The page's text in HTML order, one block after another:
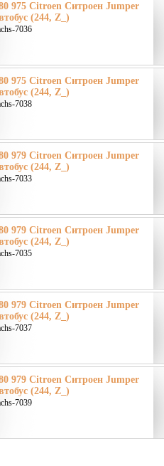
975 Citroen Ситроен Jumper
(244, Z_)
7036
975 Citroen Ситроен Jumper
(244, Z_)
7038
979 Citroen Ситроен Jumper
(244, Z_)
7033
979 Citroen Ситроен Jumper
(244, Z_)
7035
979 Citroen Ситроен Jumper
(244, Z_)
7037
979 Citroen Ситроен Jumper
(244, Z_)
7039